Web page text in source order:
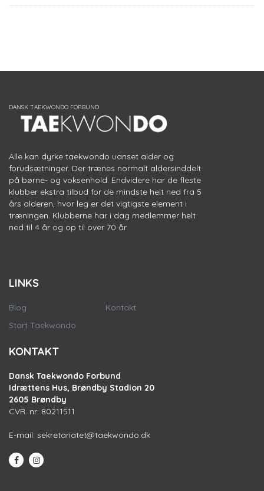
Alle kan dyrke taekwondo uanset alder og
forudsætninger. Der trænes normalt aldersinddelt
på børne- og voksenhold. Endvidere har de fleste
klubber ekstra tilbud for de mindste helt ned fra 5
års alderen, hvor leg er det vigtigste element i
træningen. Klubberne har i dag medlemmer helt
ned til 4 år og op til over 70 år.
LINKS
Blog
Start Taekwondo
Kontakt
KONTAKT
Dansk Taekwondo Forbund
Idrættens Hus, Brøndby Stadion 20
2605 Brøndby
CVR. nr: 80211511
E-mail: sekretariatet@taekwondo.dk